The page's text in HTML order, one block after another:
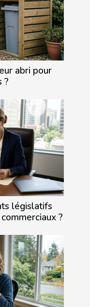
abri pour
?
législatifs
?